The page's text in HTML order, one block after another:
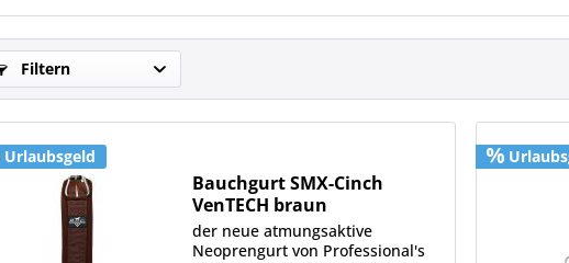
Filtern
Urlaubsgeld
Bauchgurt SMX-Cinch
VenTECH braun
der neue atmungsaktive
Neoprengurt von Professional's